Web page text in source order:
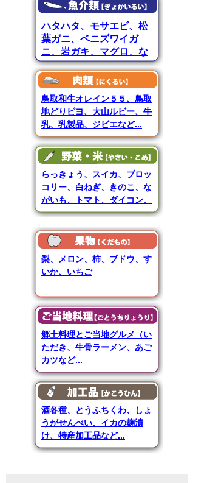
ハタハタ、モサエビ、松
葉ガニ、ベニズワイガ
ニ、岩ガキ、マグロ、な
ど...
鳥取和牛オレイン５５、鳥取
地どりピヨ、大山ルビー、牛
乳、乳製品、ジビエなど...
らっきょう、スイカ、ブロッ
コリー、白ねぎ、きのこ、な
がいも、トマト、ダイコン、
米など...
梨、メロン、柿、ブドウ、す
いか、いちご
郷土料理とご当地グルメ（い
ただき、牛骨ラーメン、あご
カツなど...
酒各種、とうふちくわ、しょ
うがせんべい、イカの麹漬
け、特産加工品など...